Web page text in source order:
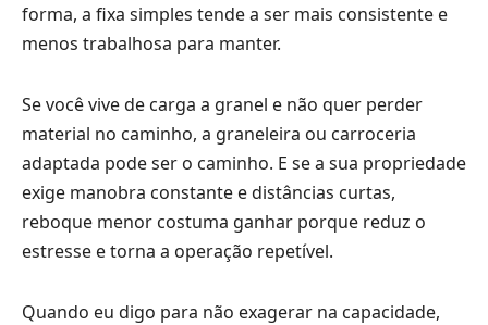
forma, a fixa simples tende a ser mais consistente e
menos trabalhosa para manter.
Se você vive de carga a granel e não quer perder
material no caminho, a graneleira ou carroceria
adaptada pode ser o caminho. E se a sua propriedade
exige manobra constante e distâncias curtas,
reboque menor costuma ganhar porque reduz o
estresse e torna a operação repetível.
Quando eu digo para não exagerar na capacidade,